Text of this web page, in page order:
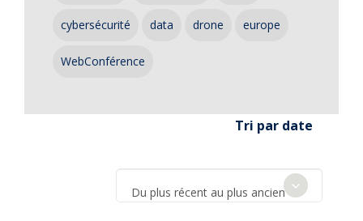
cybersécurité data drone europe
WebConférence
Tri par date
Du plus récent au plus ancien